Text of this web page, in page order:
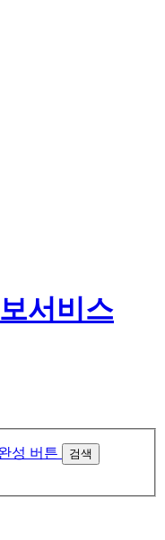
검색